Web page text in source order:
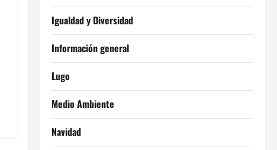
Igualdad y Diversidad
Información general
Lugo
Medio Ambiente
Navidad